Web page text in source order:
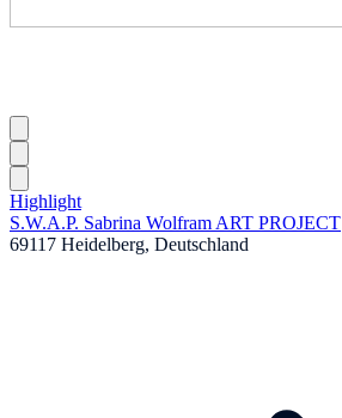
Highlight
S.W.A.P. Sabrina Wolfram ART PROJECT
69117 Heidelberg, Deutschland